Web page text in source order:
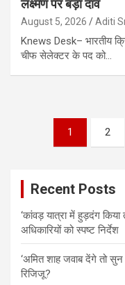
लक्ष्मण पर बड़ा दांव
August 5, 2026 Aditi
Knews Desk– भारतीय
चीफ सेलेक्टर के पद को…
pagination
1 2
Recent Posts
‘कांवड़ यात्रा में हुड़दंग किया
अधिकारियों को स्पष्ट निर्देश
‘अमित शाह जवाब देंगे तो सुन
रिजिजू?